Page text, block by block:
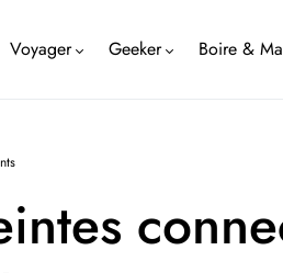
Voyager Geeker Boire &